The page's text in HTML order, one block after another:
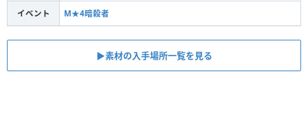
イベント M★4暗殺者
▶素材の入手場所一覧を見る